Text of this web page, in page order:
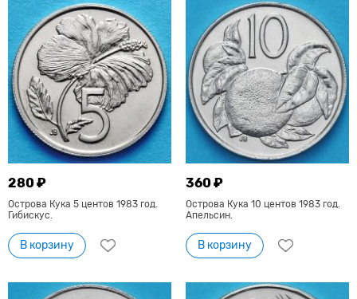
280 ₽
Острова Кука 5 центов 1983 год.
Гибискус.
В корзину
360 ₽
Острова Кука 10 центов 1983 год.
Апельсин.
В корзину